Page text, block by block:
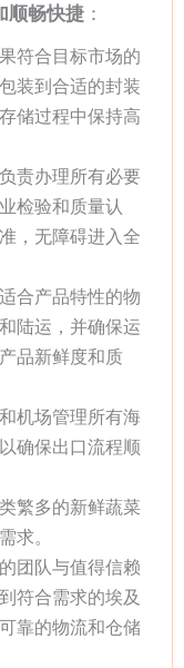
顺畅快捷 ：
符合目标市场的
装到合适的封装
储过程中保持高
负责办理所有必要
检验和质量认
，无障碍进入全
合产品特性的物
陆运，并确保运
品新鲜度和质
机场管理所有海
确保出口流程顺
繁多的新鲜蔬菜
求。
团队与值得信赖
符合需求的埃及
靠的物流和仓储